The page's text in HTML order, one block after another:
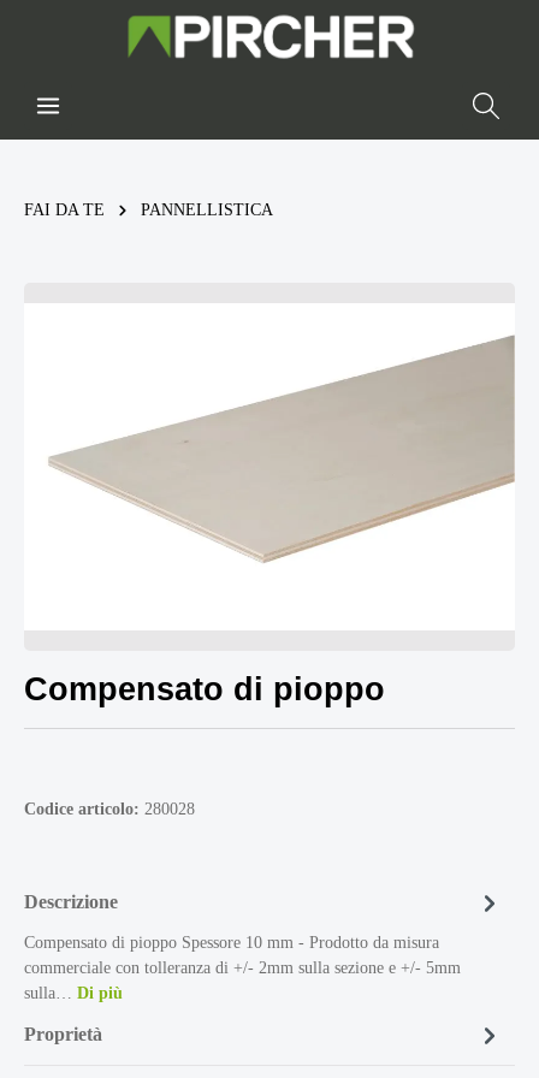
FAI DA TE PANNELLISTICA
Compensato di pioppo
Codice articolo: 280028
Descrizione
Compensato di pioppo Spessore 10 mm - Prodotto da misura
commerciale con tolleranza di +/- 2mm sulla sezione e +/- 5mm
sulla… Di più
Proprietà